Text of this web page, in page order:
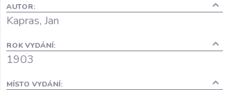
AUTOR:
Kapras, Jan
ROK VYDÁNÍ:
1903
MÍSTO VYDÁNÍ: